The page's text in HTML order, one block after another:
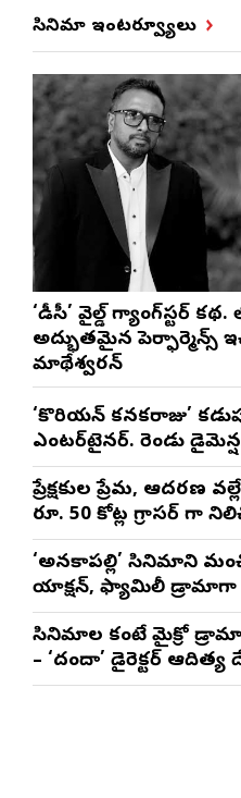
సినిమా ఇంటర్వ్యూలు
‘డీసీ’ వైల్డ్ గ్యాంగ్‌స్టర్
అద్భుతమైన పెర్ఫార్మెన్స్
మాథేశ్వరన్
‘కొరియన్ కనకరాజు’
ఎంటర్‌టైనర్. రెండు
నటించడం చాలా
ప్రేక్షకుల ప్రేమ, ఆదరణ
రూ. 50 కోట్ల గ్రాసర్ గా
ప్రొడ్యూసర్ సాయి రాజేష్
‘అనకాపల్లి’ సినిమాని
యాక్షన్, ఫ్యామిలీ డ్రామాగా
త్రినాథరావు నక్కిన,
సినిమాల కంటే మైక్రో
– ‘దందా’ డైరెక్ట‌ర్ ఆదిత్య